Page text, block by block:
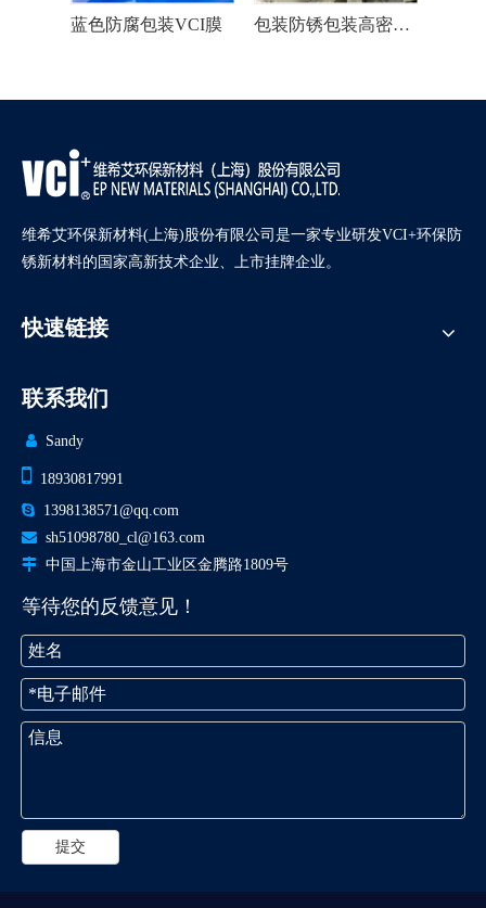
蓝色防腐包装VCI膜 包装防锈包装高密度VCI膜
维希艾环保新材料(上海)股份有限公司是一家专业研发VCI+环保防
锈新材料的国家高新技术企业、上市挂牌企业。
快速链接
联系我们
 Sandy
 18930817991
 1398138571@qq.com
 sh51098780_cl@163.com
 中国上海市金山工业区金腾路1809号
等待您的反馈意见！
提交